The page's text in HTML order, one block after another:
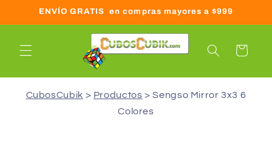
directamente
al contenido
ENVÍO GRATIS en compras mayores a $999
Carrito
CubosCubik Productos
Sengso Mirror 3x3 6
Colores